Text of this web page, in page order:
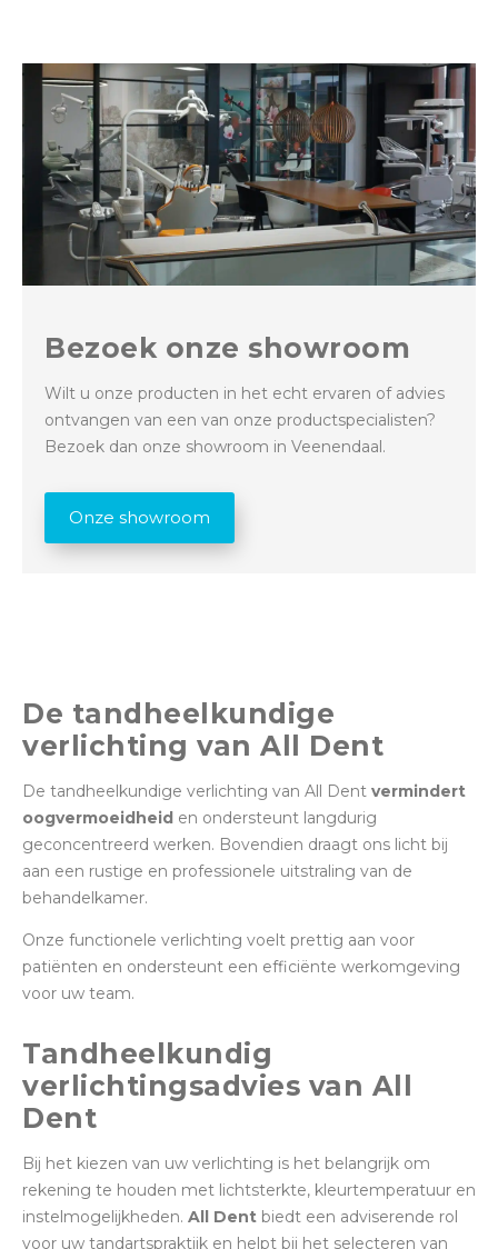
Bezoek onze showroom
Wilt u onze producten in het echt ervaren of advies
ontvangen van een van onze productspecialisten?
Bezoek dan onze showroom in Veenendaal.
Onze showroom
De tandheelkundige
verlichting van All Dent
De tandheelkundige verlichting van All Dent vermindert
oogvermoeidheid en ondersteunt langdurig
geconcentreerd werken. Bovendien draagt ons licht bij
aan een rustige en professionele uitstraling van de
behandelkamer.
Onze functionele verlichting voelt prettig aan voor
patiënten en ondersteunt een efficiënte werkomgeving
voor uw team.
Tandheelkundig
verlichtingsadvies van All
Dent
Bij het kiezen van uw verlichting is het belangrijk om
rekening te houden met lichtsterkte, kleurtemperatuur en
instelmogelijkheden. All Dent biedt een adviserende rol
voor uw tandartspraktijk en helpt bij het selecteren van